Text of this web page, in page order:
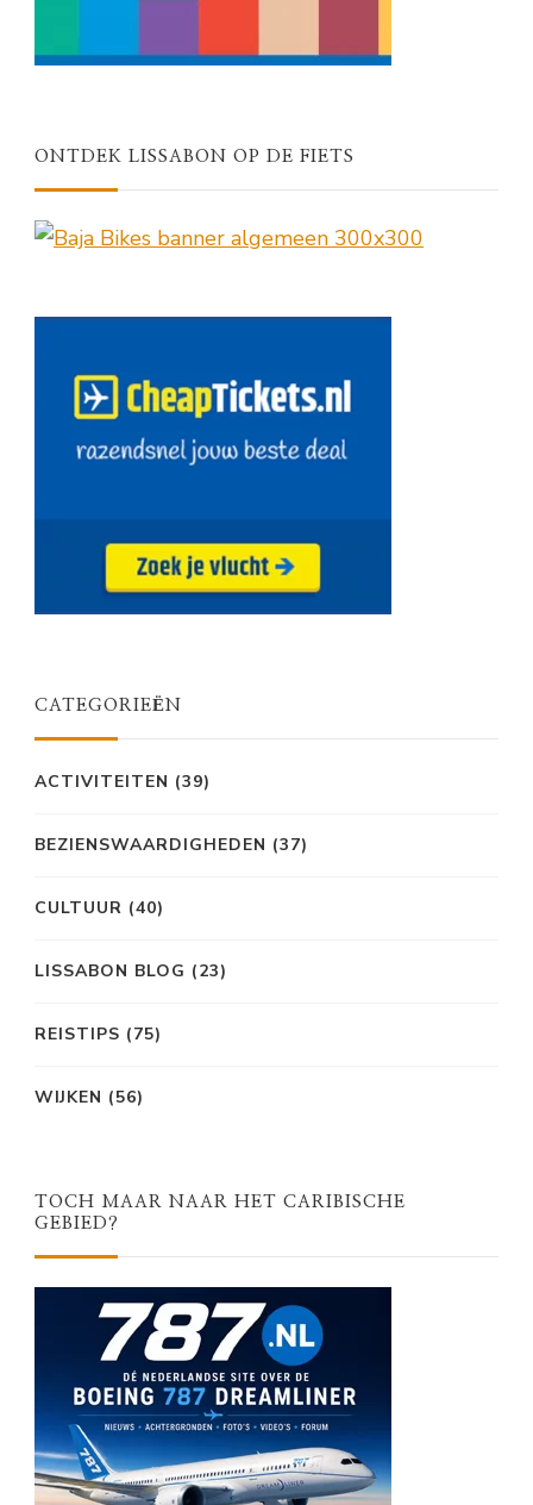
ONTDEK LISSABON OP DE FIETS
CATEGORIEËN
ACTIVITEITEN (39)
BEZIENSWAARDIGHEDEN (37)
CULTUUR (40)
LISSABON BLOG (23)
REISTIPS (75)
WIJKEN (56)
TOCH MAAR NAAR HET CARIBISCHE
GEBIED?